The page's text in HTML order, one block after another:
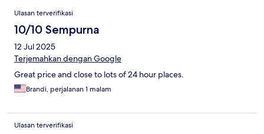
Ulasan
Ulasan terverifikasi
10/10 Sempurna
12 Jul 2025
Terjemahkan dengan Google
Great price and close to lots of 24 hour places.
Brandi, perjalanan 1 malam
Ulasan terverifikasi